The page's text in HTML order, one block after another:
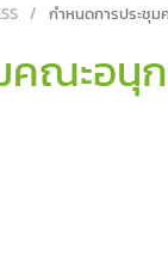
กำหนดการประชุม
ณะอนุ